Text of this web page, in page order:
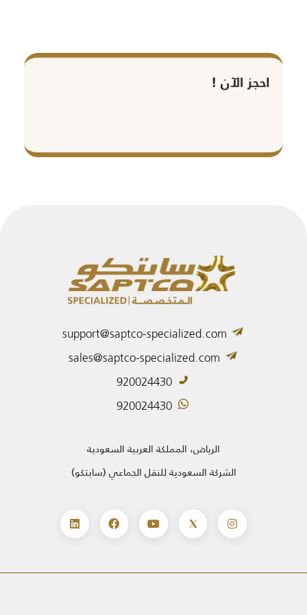
احجز الآن !
support@saptco-specialized.com
sales@saptco-specialized.com
920024430
920024430
الرياض، المملكة العربية السعودية
الشركة السعودية للنقل الجماعي (سابتكو)